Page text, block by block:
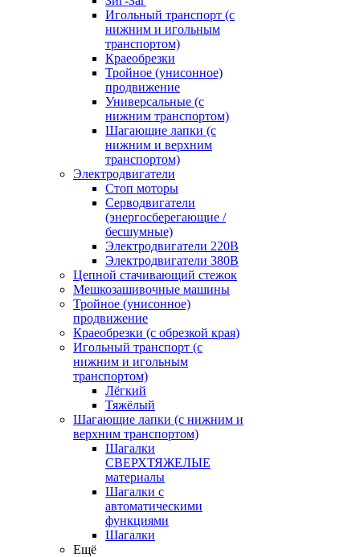
Игольный транспорт (с
нижним и игольным
транспортом)
Краеобрезки
Тройное (унисонное)
продвижение
Универсальные (с
нижним транспортом)
Шагающие лапки (с
нижним и верхним
транспортом)
Электродвигатели
Стоп моторы
Серводвигатели
(энергосберегающие /
бесшумные)
Электродвигатели 220В
Электродвигатели 380В
Цепной стачивающий стежок
Мешкозашивочные машины
Тройное (унисонное)
продвижение
Краеобрезки (с обрезкой края)
Игольный транспорт (с
нижним и игольным
транспортом)
Лёгкий
Тяжёлый
Шагающие лапки (с нижним и
верхним транспортом)
Шагалки
СВЕРХТЯЖЕЛЫЕ
материалы
Шагалки с
автоматическими
функциями
Шагалки
Ещё